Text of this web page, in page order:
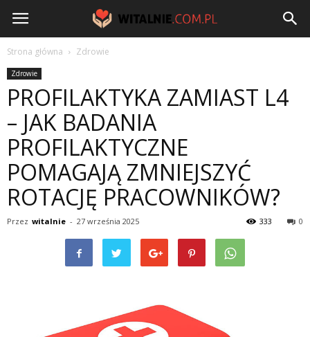
Witalnie.com.pl
Strona główna Zdrowie
Zdrowie
PROFILAKTYKA ZAMIAST L4
– JAK BADANIA
PROFILAKTYCZNE
POMAGAJĄ ZMNIEJSZYĆ
ROTACJĘ PRACOWNIKÓW?
Przez witalnie - 27 września 2025 0
333